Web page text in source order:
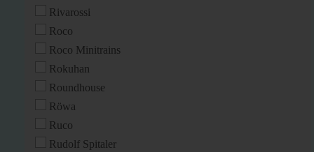
Rivarossi
Roco
Roco Minitrains
Rokuhan
Roundhouse
Röwa
Ruco
Rudolf Spitaler